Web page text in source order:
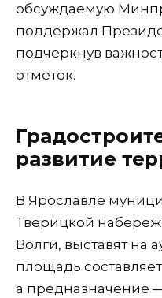
обсуждаемую
поддержал
подчеркнув
отметок.
развитие
В Ярославле
Тверицкой
Волги, выставят на
площадь
а предназначение